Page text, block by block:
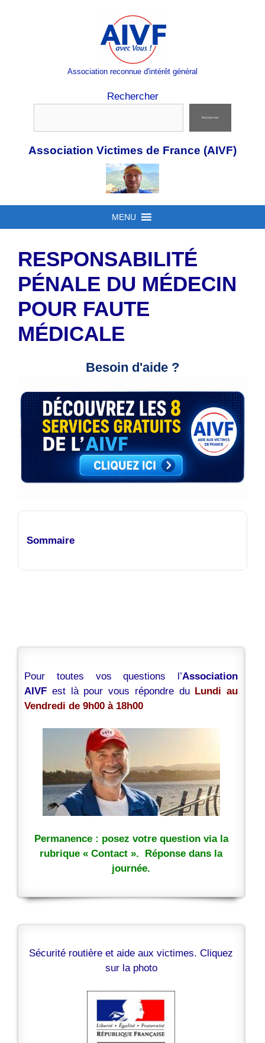
Association reconnue d'intérêt général
Rechercher
Rechercher
Association Victimes de France (AIVF)
MENU
RESPONSABILITÉ
PÉNALE DU MÉDECIN
POUR FAUTE
MÉDICALE
Besoin d'aide ?
Sommaire
Pour toutes vos questions l’Association
AIVF est là pour vous répondre du Lundi au
Vendredi de 9h00 à 18h00
Permanence : posez votre question via la
rubrique « Contact ». Réponse dans la
journée.
Sécurité routière et aide aux victimes. Cliquez
sur la photo